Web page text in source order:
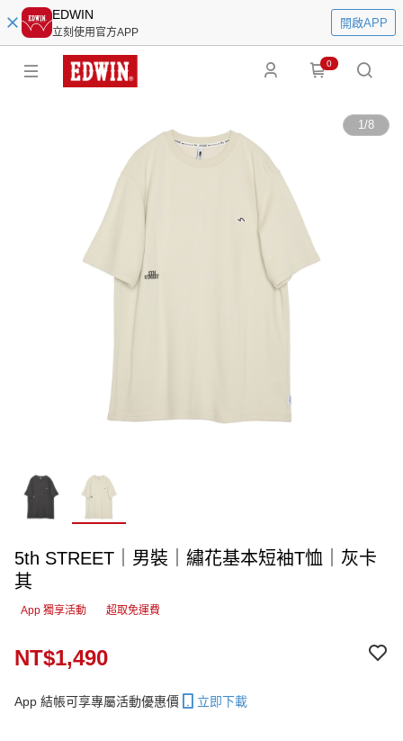
EDWIN
立刻使用官方APP
開啟APP
0
1/8
5th STREET｜男裝｜繡花基本短袖T恤｜灰卡
其
App 獨享活動 超取免運費
NT$1,490
App 結帳可享專屬活動優惠價 立即下載